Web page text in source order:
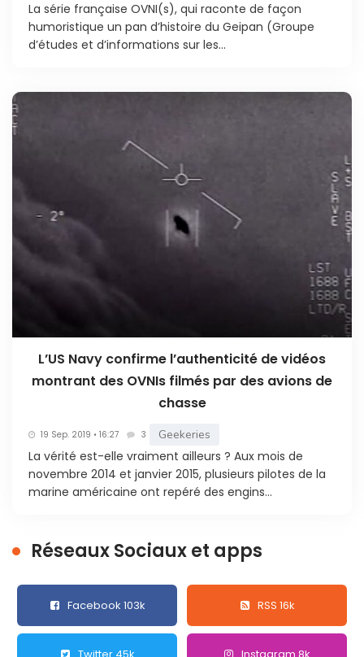
La série française OVNI(s), qui raconte de façon
humoristique un pan d’histoire du Geipan (Groupe
d’études et d’informations sur les...
L’US Navy confirme l’authenticité de vidéos
montrant des OVNIs filmés par des avions de
chasse
19 Sep. 2019 • 16:27 3 Geekeries
La vérité est-elle vraiment ailleurs ? Aux mois de
novembre 2014 et janvier 2015, plusieurs pilotes de la
marine américaine ont repéré des engins...
Réseaux Sociaux et apps
Facebook 103k RSS 16k
Twitter 45k Instagram 8k